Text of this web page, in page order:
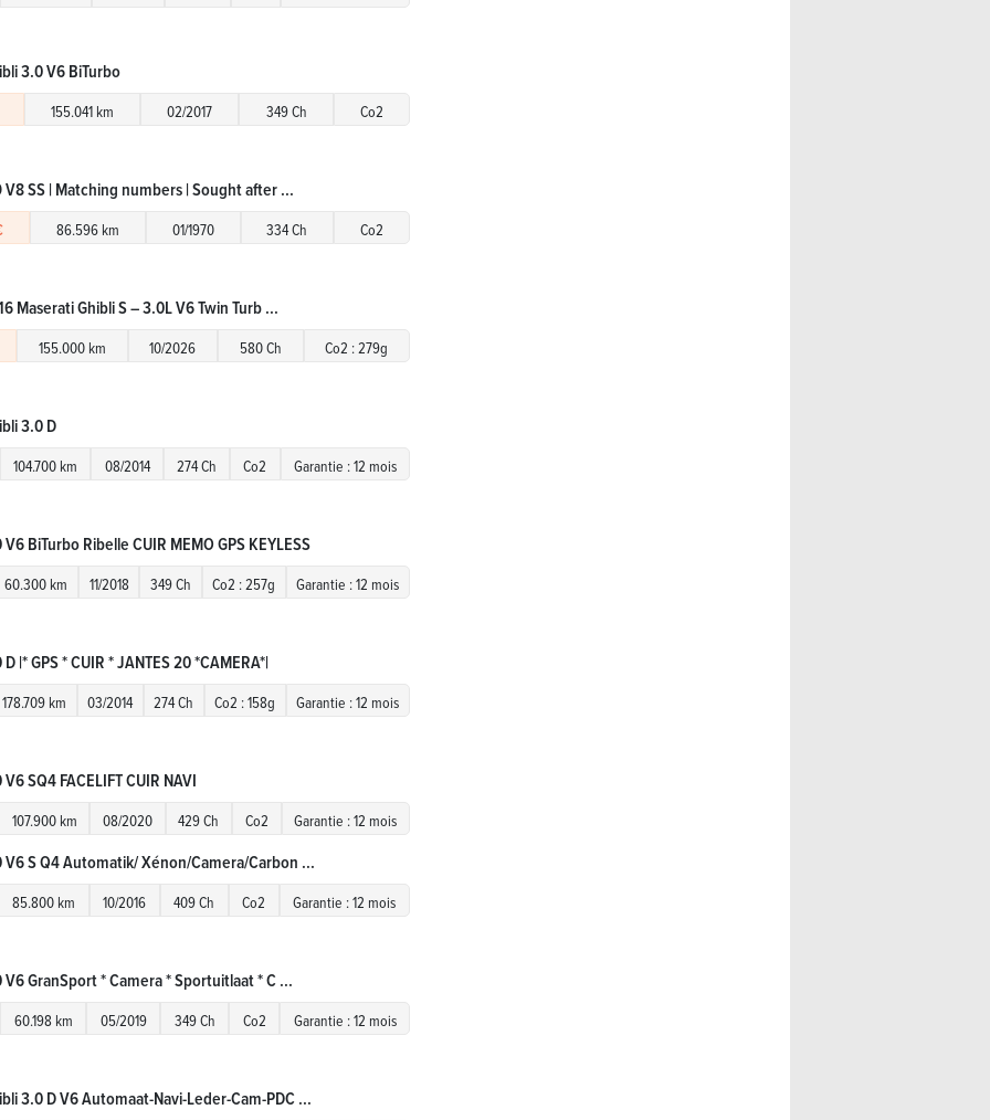
3.0 V6 BiTurbo
155.041 km 02/2017 349 Ch Co2
SS | Matching numbers | Sought after ...
86.596 km 01/1970 334 Ch Co2
Maserati Ghibli S – 3.0L V6 Twin Turb ...
155.000 km 10/2026 580 Ch Co2 : 279g
3.0 D
104.700 km 08/2014 274 Ch Co2 Garantie : 12 mois
BiTurbo Ribelle CUIR MEMO GPS KEYLESS
60.300 km 11/2018 349 Ch Co2 : 257g Garantie : 12 mois
|* GPS * CUIR * JANTES 20 *CAMERA*|
178.709 km 03/2014 274 Ch Co2 : 158g Garantie : 12 mois
SQ4 FACELIFT CUIR NAVI
107.900 km 08/2020 429 Ch Co2 Garantie : 12 mois
S Q4 Automatik/ Xénon/Camera/Carbon ...
85.800 km 10/2016 409 Ch Co2 Garantie : 12 mois
GranSport * Camera * Sportuitlaat * C ...
60.198 km 05/2019 349 Ch Co2 Garantie : 12 mois
3.0 D V6 Automaat-Navi-Leder-Cam-PDC ...